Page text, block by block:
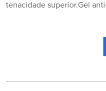
tenacidade superior.Gel